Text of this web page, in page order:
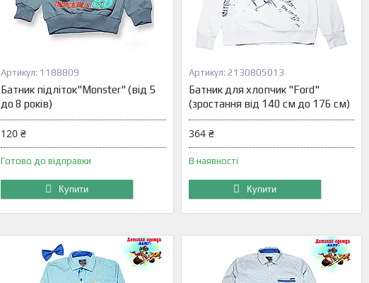
1188809
Батник підліток"Monster" (від 5
до 8 років)
120 ₴
Готово до відправки
Купити
2130805013
Батник для хлопчик "Ford"
(зростання від 140 см до 176 см)
364 ₴
В наявності
Купити